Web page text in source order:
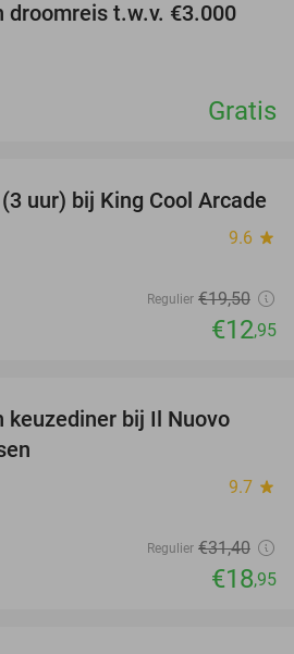
droomreis t.w.v. €3.000
Gratis
34%
uur) bij King Cool Arcade
9.6 star
Regulier €19,50
€12,95
40%
keuzediner bij Il Nuovo
9.7 star
Regulier €31,40
€18,95